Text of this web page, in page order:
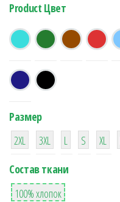
Product Цвет
Размер
12
2XL
12
3XL
12
L
12
S
12
XL
Состав ткани
12
100% хлопок